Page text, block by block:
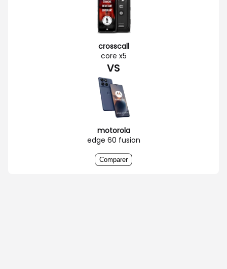
crosscall
core x5
VS
motorola
edge 60 fusion
Comparer